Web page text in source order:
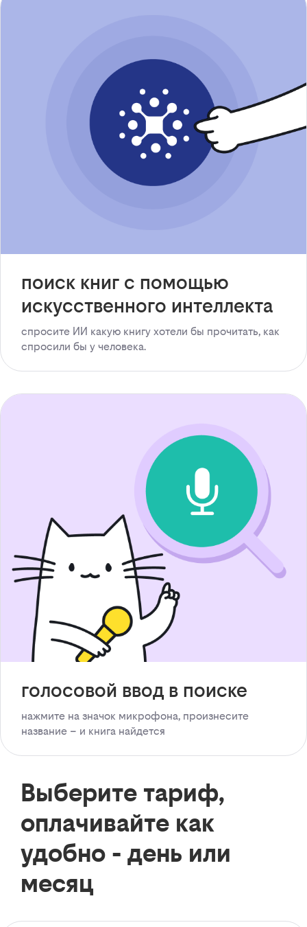
поиск книг с помощью
искусственного интеллекта
спросите ИИ какую книгу хотели бы прочитать, как
спросили бы у человека.
голосовой ввод в поиске
нажмите на значок микрофона, произнесите
название – и книга найдется
Выберите тариф,
оплачивайте как
удобно - день или
месяц